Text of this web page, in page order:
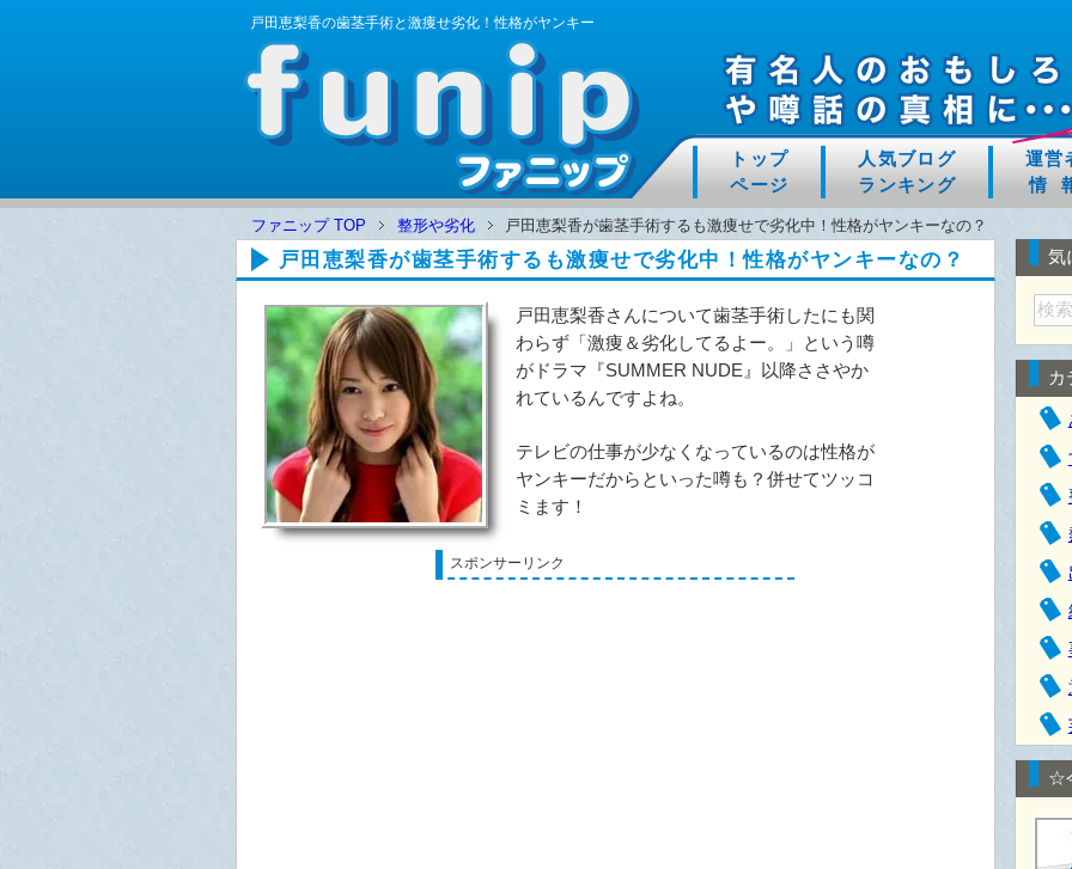
戸田恵梨香の歯茎手術と激痩せ劣化！性格がヤンキー
運営
情
人気ブログ
ランキング
トップ
ページ
ファニップ TOP 整形や劣化 戸田恵梨香が歯茎手術するも激痩せで劣化中！性格がヤンキーなの？
戸田恵梨香が歯茎手術するも激痩せで劣化中！性格がヤンキーなの？
戸田恵梨香さんについて歯茎手術したにも関
わらず「激痩＆劣化してるよー。」という噂
がドラマ『SUMMER NUDE』以降ささやか
れているんですよね。
テレビの仕事が少なくなっているのは性格が
ヤンキーだからといった噂も？併せてツッコ
ミます！
スポンサーリンク
気
カ
☆